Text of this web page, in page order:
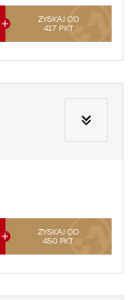
ZYSKAJ OD
417 PKT
ZYSKAJ OD
450 PKT